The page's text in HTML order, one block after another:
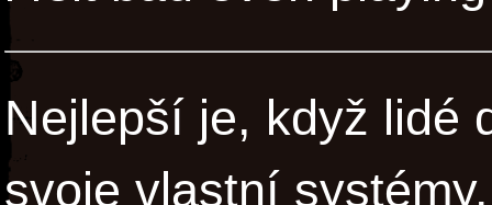
Nejlepší je, když lidé
svoje vlastní